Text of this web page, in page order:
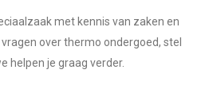
met kennis van zaken en
over thermo ondergoed, stel
helpen je graag verder.